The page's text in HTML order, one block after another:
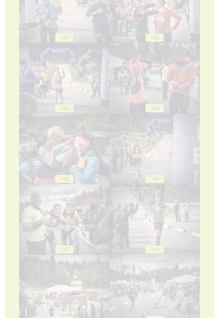
141 142
143 144
145 146
147 148